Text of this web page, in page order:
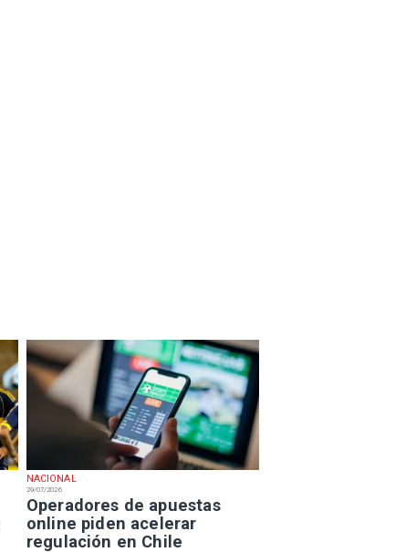
NACIONAL
29/07/2026
Operadores de apuestas
online piden acelerar
regulación en Chile